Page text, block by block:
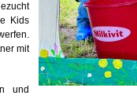
Kids
mit
und